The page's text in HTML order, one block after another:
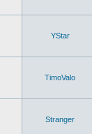
YStar
TimoValo
Stranger